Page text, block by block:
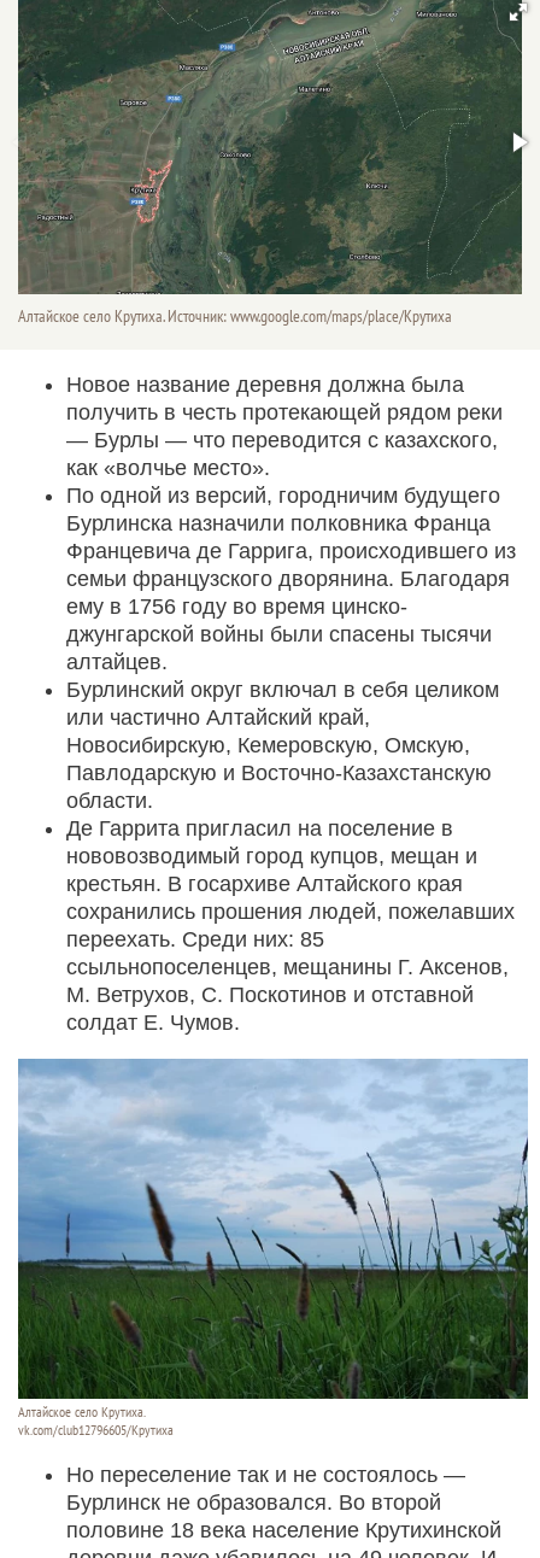
Алтайское село Крутиха. Источник: www.google.com/maps/place/Крутиха
Новое название деревня должна была
получить в честь протекающей рядом реки
— Бурлы — что переводится с казахского,
как «волчье место».
По одной из версий, городничим будущего
Бурлинска назначили полковника Франца
Францевича де Гаррига, происходившего из
семьи французского дворянина. Благодаря
ему в 1756 году во время цинско-
джунгарской войны были спасены тысячи
алтайцев.
Бурлинский округ включал в себя целиком
или частично Алтайский край,
Новосибирскую, Кемеровскую, Омскую,
Павлодарскую и Восточно-Казахстанскую
области.
Де Гаррита пригласил на поселение в
нововозводимый город купцов, мещан и
крестьян. В госархиве Алтайского края
сохранились прошения людей, пожелавших
переехать. Среди них: 85
ссыльнопоселенцев, мещанины Г. Аксенов,
М. Ветрухов, С. Поскотинов и отставной
солдат Е. Чумов.
Алтайское село Крутиха.
vk.com/club12796605/Крутиха
Но переселение так и не состоялось —
Бурлинск не образовался. Во второй
половине 18 века население Крутихинской